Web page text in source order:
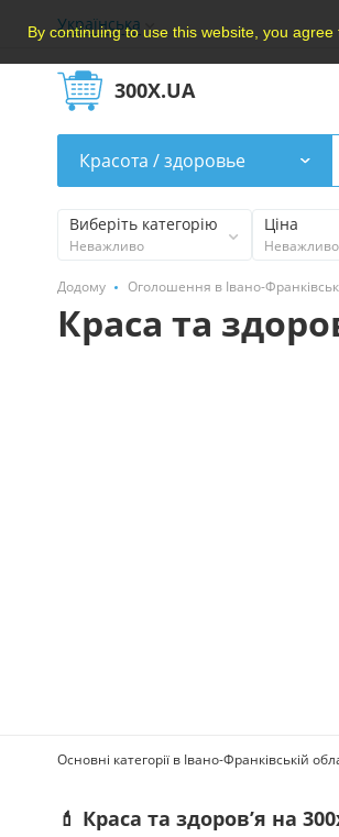
By continuing to use this website, you agree
Українська
300X.UA
Красота / здоровье
Виберіть категорію
Неважливо
Ціна
Неважливо
Додому Оголошення в Івано-
Краса та
Основні категорії в Івано-Франківській
💄 Краса та здоров’я на